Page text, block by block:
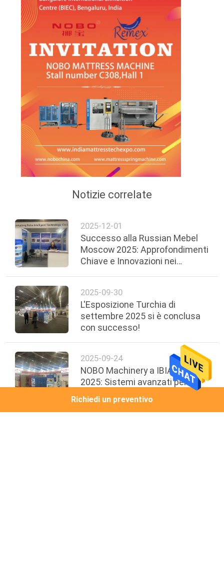
Notizie correlate
2025-12-01
Successo alla Russian Mebel
Moscow 2025: Approfondimenti
Chiave e Innovazioni nei
2025-09-30
L'Esposizione Turchia di
settembre 2025 si è conclusa
con successo!
2025-09-24
NOBO Machinery a IBIA EXPO
2025: Sistemi avanzati per la
Padiglione 5 Stand J16
Richiedi un preventivo